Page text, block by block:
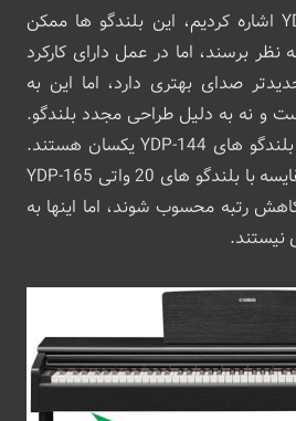
در بررسی قبلی YDP-144 اشاره کردیم، این بلندگو ها ممکن
برسند، اما در عمل دارای کارکرد
صدای بهتری دارد، اما این به
و نه به دلیل طراحی مجدد بلندگو.
بلندگو های YDP-145 با بلندگو های YDP-144 یکسان هستند.
بلندگو های 8 واتی در مقایسه با بلندگو های 20 واتی YDP-165
رتبه محسوب شوند، اما اینها به
نیستند.